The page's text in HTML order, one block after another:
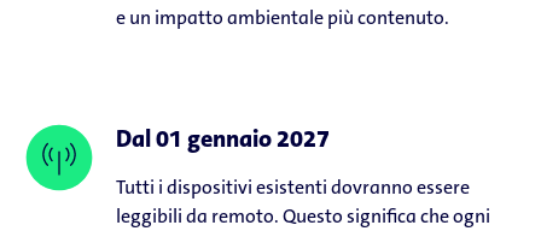
e un impatto ambientale più contenuto.
Dal 01 gennaio 2027
Tutti i dispositivi esistenti dovranno essere
leggibili da remoto. Questo significa che ogni